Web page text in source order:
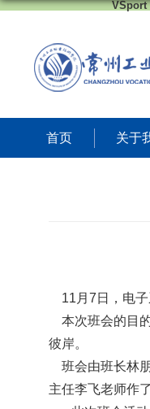
VSport
首页 关于
11 月 7 日，电
本次班会的目
彼岸。
班会由班长林
主任李飞老师作